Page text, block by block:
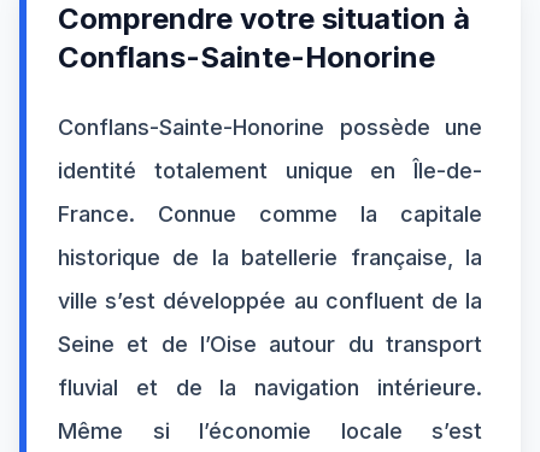
Comprendre votre situation à
Conflans-Sainte-Honorine
Conflans-Sainte-Honorine possède une
identité totalement unique en Île-de-
France. Connue comme la capitale
historique de la batellerie française, la
ville s’est développée au confluent de la
Seine et de l’Oise autour du transport
fluvial et de la navigation intérieure.
Même si l’économie locale s’est